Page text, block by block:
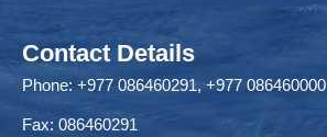
Contact Details
Phone: +977 086460291, +977 086460000
Fax: 086460291